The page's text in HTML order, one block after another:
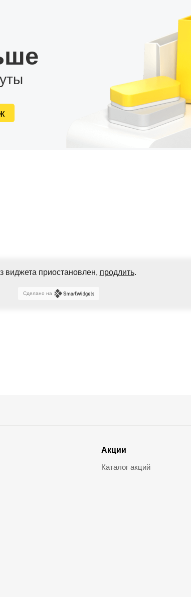
виджета приостановлен, продлить.
Сделано на
Акции
Каталог акций